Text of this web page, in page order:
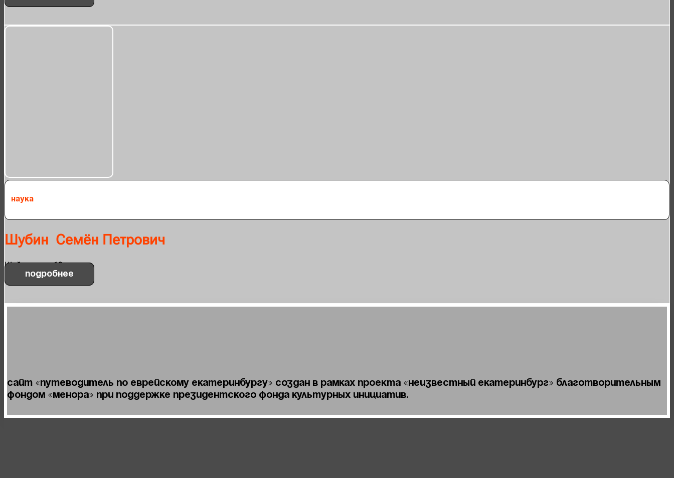
Наука
Шубин Семён Петрович
Шейнкмана, 19
Подробнее
Сайт «Путеводитель по Еврейскому Екатеринбургу» создан в рамках проекта «Неизвестный Екатеринбург» Благотворительным
фондом «Менора» при поддержке Президентского фонда культурных инициатив.